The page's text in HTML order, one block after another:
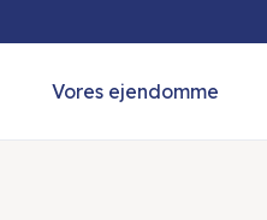
Vores ejendomme